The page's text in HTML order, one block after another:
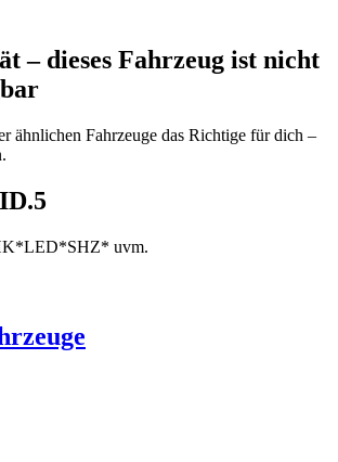
– dieses Fahrzeug ist nicht
ähnlichen Fahrzeuge das Richtige für dich –
uvm.